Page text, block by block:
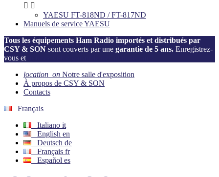
 
YAESU FT-818ND / FT-817ND
Manuels de service YAESU
Tous les équipements Ham Radio importés et distribués par
CSY & SON sont couverts par une garantie de 5 ans. Enregistrez-
vous et
location_on Notre salle d'exposition
À propos de CSY & SON
Contacts
Français
Italiano it
English en
Deutsch de
Français fr
Español es